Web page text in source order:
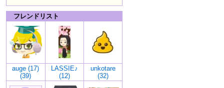
フレンドリスト
auge (17)
(39)
LASSIE♪
(12)
unkotare
(32)